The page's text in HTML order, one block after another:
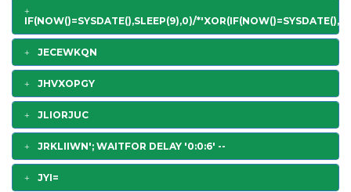
IF(NOW()=SYSDATE(),SLEEP(9),0)/
JECEWKQN
JHVXOPGY
JLIORJUC
JRKLIIWN'; WAITFOR DELAY '0:0:6' --
JYI=